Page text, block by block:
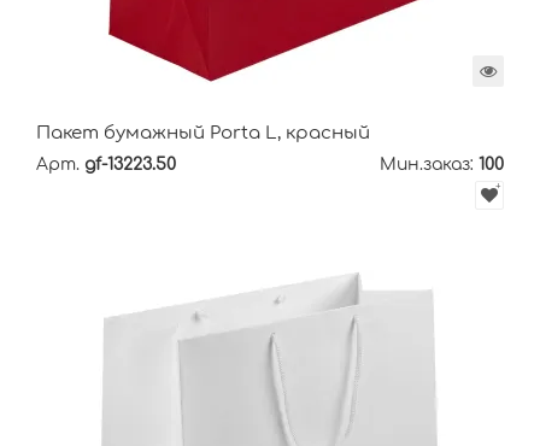
Пакет бумажный Porta L, красный
Арт. gf-13223.50 Мин.заказ: 100